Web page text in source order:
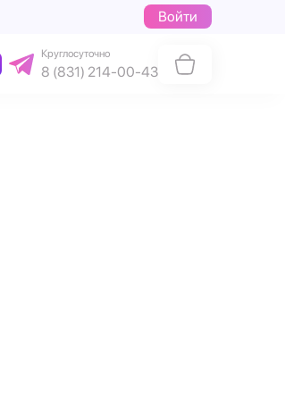
Войти
Круглосуточно
8 (831) 214-00-43